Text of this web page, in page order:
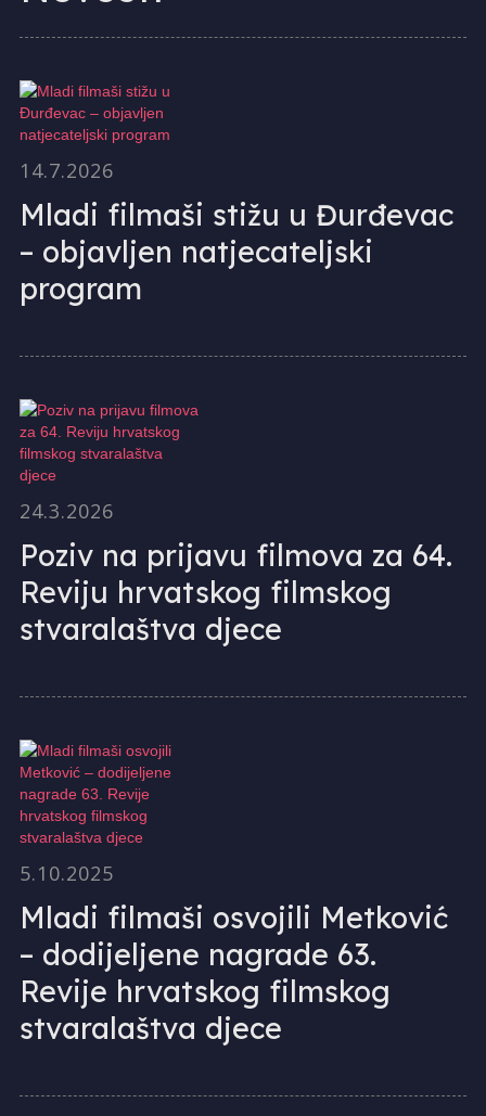
14.7.2026
Mladi filmaši stižu u Đurđevac
– objavljen natjecateljski
program
24.3.2026
Poziv na prijavu filmova za 64.
Reviju hrvatskog filmskog
stvaralaštva djece
5.10.2025
Mladi filmaši osvojili Metković
– dodijeljene nagrade 63.
Revije hrvatskog filmskog
stvaralaštva djece